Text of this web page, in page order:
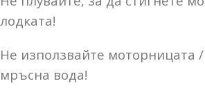
лодката!
Не използвайте моторницата
мръсна вода!